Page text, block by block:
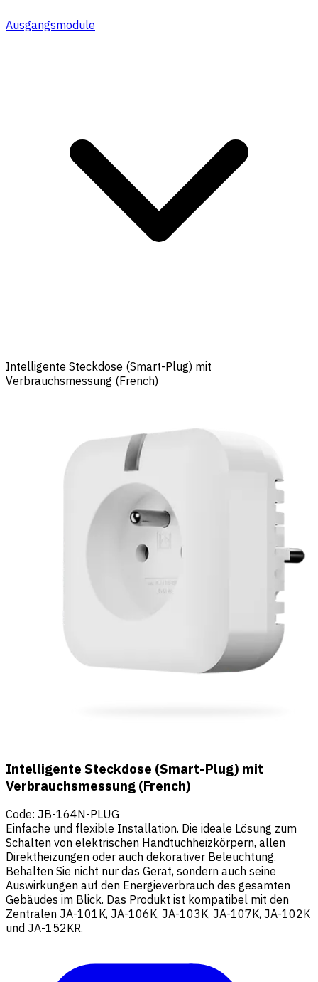
Ausgangsmodule
Intelligente Steckdose (Smart-Plug) mit
Verbrauchsmessung (French)
Intelligente Steckdose (Smart-Plug) mit
Verbrauchsmessung (French)
Code: JB-164N-PLUG
Einfache und flexible Installation. Die ideale Lösung zum
Schalten von elektrischen Handtuchheizkörpern, allen
Direktheizungen oder auch dekorativer Beleuchtung.
Behalten Sie nicht nur das Gerät, sondern auch seine
Auswirkungen auf den Energieverbrauch des gesamten
Gebäudes im Blick. Das Produkt ist kompatibel mit den
Zentralen JA-101K, JA-106K, JA-103K, JA-107K, JA-102K
und JA-152KR.